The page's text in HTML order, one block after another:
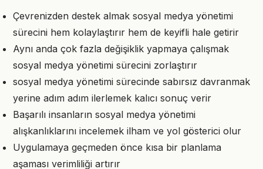
Çevrenizden destek almak sosyal medya yönetimi
sürecini hem kolaylaştırır hem de keyifli hale getirir
Aynı anda çok fazla değişiklik yapmaya çalışmak
sosyal medya yönetimi sürecini zorlaştırır
sosyal medya yönetimi sürecinde sabırsız davranmak
yerine adım adım ilerlemek kalıcı sonuç verir
Başarılı insanların sosyal medya yönetimi
alışkanlıklarını incelemek ilham ve yol gösterici olur
Uygulamaya geçmeden önce kısa bir planlama
aşaması verimliliği artırır